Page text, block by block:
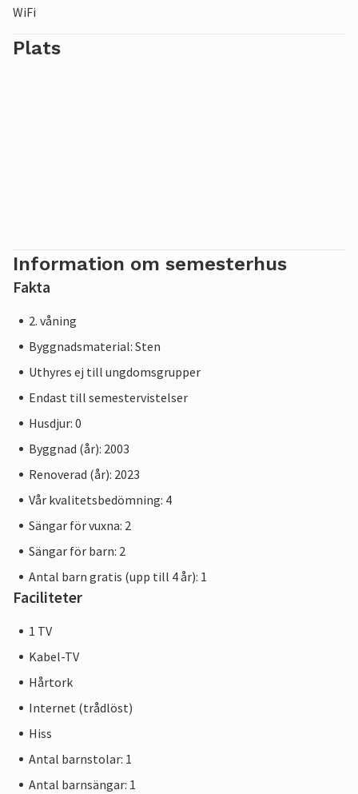
WiFi
Plats
Information om semesterhus
Fakta
2. våning
Byggnadsmaterial: Sten
Uthyres ej till ungdomsgrupper
Endast till semestervistelser
Husdjur: 0
Byggnad (år): 2003
Renoverad (år): 2023
Vår kvalitetsbedömning: 4
Sängar för vuxna: 2
Sängar för barn: 2
Antal barn gratis (upp till 4 år): 1
Faciliteter
1 TV
Kabel-TV
Hårtork
Internet (trådlöst)
Hiss
Antal barnstolar: 1
Antal barnsängar: 1